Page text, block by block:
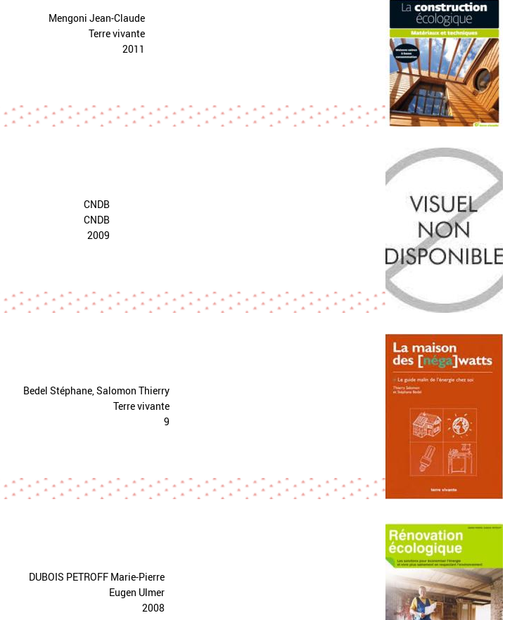
Mengoni Jean-Claude
Terre vivante
2011
CNDB
CNDB
2009
Bedel Stéphane, Salomon Thierry
Terre vivante
9
DUBOIS PETROFF Marie-Pierre
Eugen Ulmer
2008